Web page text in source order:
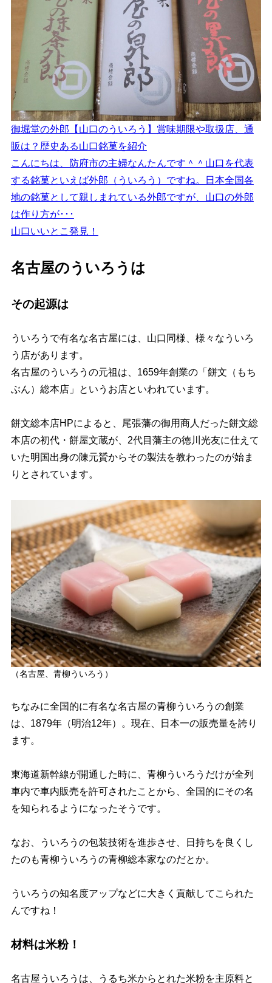
御堀堂の外郎【山口のういろう】賞味期限や取扱店、通
販は？歴史ある山口銘菓を紹介
こんにちは、防府市の主婦なんたんです＾＾山口を代表
する銘菓といえば外郎（ういろう）ですね。日本全国各
地の銘菓として親しまれている外郎ですが、山口の外郎
は作り方が･･･
山口いいとこ発見！
名古屋のういろうは
その起源は
ういろうで有名な名古屋には、山口同様、様々なういろ
う店があります。
名古屋のういろうの元祖は、1659年創業の「餅文（もち
ぶん）総本店」というお店といわれています。
餅文総本店HPによると、尾張藩の御用商人だった餅文総
本店の初代・餅屋文蔵が、2代目藩主の徳川光友に仕えて
いた明国出身の陳元贇からその製法を教わったのが始ま
りとされています。
（名古屋、青柳ういろう）
ちなみに全国的に有名な名古屋の青柳ういろうの創業
は、1879年（明治12年）。現在、日本一の販売量を誇り
ます。
東海道新幹線が開通した時に、青柳ういろうだけが全列
車内で車内販売を許可されたことから、全国的にその名
を知られるようになったそうです。
なお、ういろうの包装技術を進歩させ、日持ちを良くし
たのも青柳ういろうの青柳総本家なのだとか。
ういろうの知名度アップなどに大きく貢献してこられた
んですね！
材料は米粉！
名古屋ういろうは、うるち米からとれた米粉を主原料と